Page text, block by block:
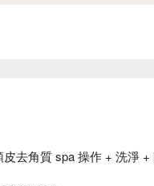
去角質 spa 操作 + 洗淨 +